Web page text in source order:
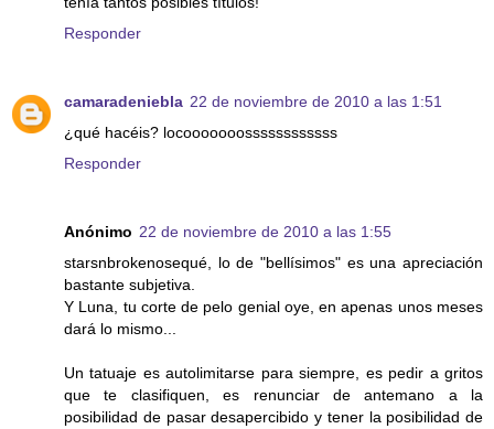
Responder
camaradeniebla 22 de noviembre de 2010 a las 1:51
¿qué hacéis? locooooooossssssssssss
Responder
Anónimo 22 de noviembre de 2010 a las 1:55
starsnbrokenosequé, lo de "bellísimos" es una apreciación
bastante subjetiva.
Y Luna, tu corte de pelo genial oye, en apenas unos meses
dará lo mismo...
Un tatuaje es autolimitarse para siempre, es pedir a gritos
que te clasifiquen, es renunciar de antemano a la
posibilidad de pasar desapercibido y tener la posibilidad de